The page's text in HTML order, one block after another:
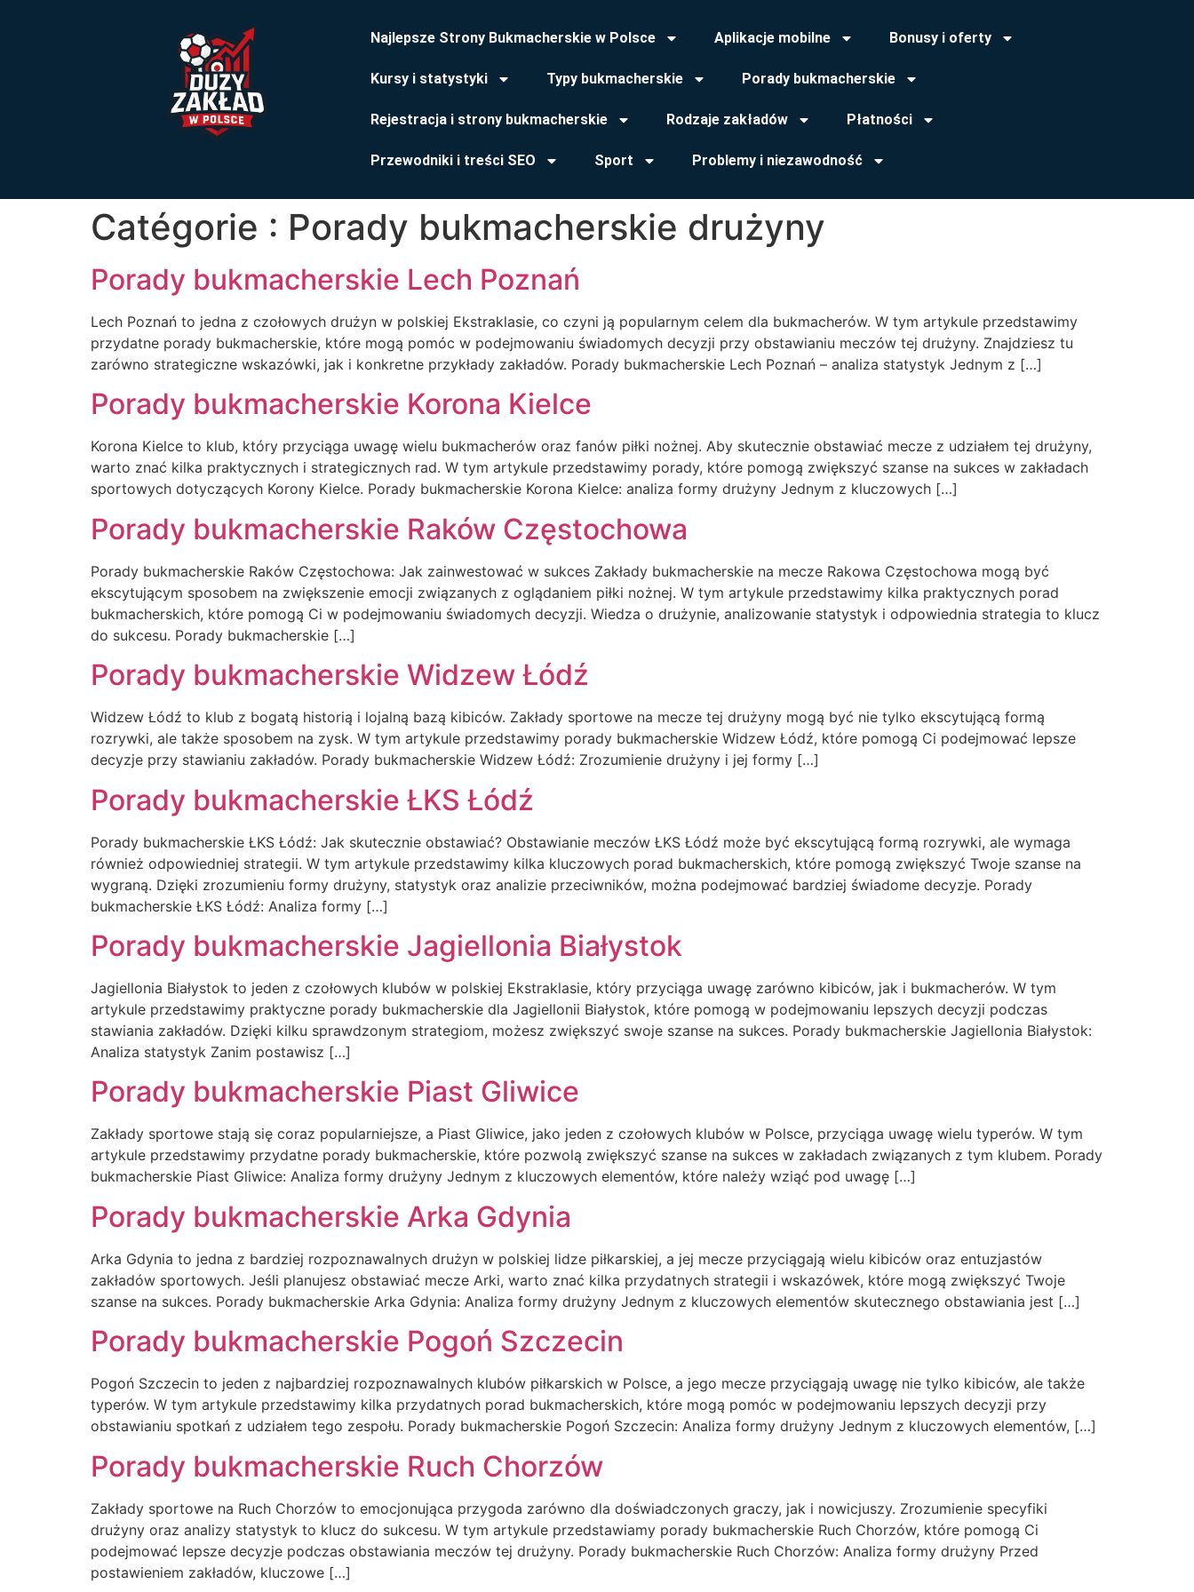
Najlepsze Strony Bukmacherskie w Polsce Aplikacje mobilne Bonusy i oferty
Kursy i statystyki Typy bukmacherskie Porady bukmacherskie
Rejestracja i strony bukmacherskie Rodzaje zakładów Płatności
Przewodniki i treści SEO Sport Problemy i niezawodność
Catégorie : Porady bukmacherskie drużyny
Porady bukmacherskie Lech Poznań
Lech Poznań to jedna z czołowych drużyn w polskiej Ekstraklasie, co czyni ją popularnym celem dla bukmacherów. W tym artykule przedstawimy
przydatne porady bukmacherskie, które mogą pomóc w podejmowaniu świadomych decyzji przy obstawianiu meczów tej drużyny. Znajdziesz tu
zarówno strategiczne wskazówki, jak i konkretne przykłady zakładów. Porady bukmacherskie Lech Poznań – analiza statystyk Jednym z […]
Porady bukmacherskie Korona Kielce
Korona Kielce to klub, który przyciąga uwagę wielu bukmacherów oraz fanów piłki nożnej. Aby skutecznie obstawiać mecze z udziałem tej drużyny,
warto znać kilka praktycznych i strategicznych rad. W tym artykule przedstawimy porady, które pomogą zwiększyć szanse na sukces w zakładach
sportowych dotyczących Korony Kielce. Porady bukmacherskie Korona Kielce: analiza formy drużyny Jednym z kluczowych […]
Porady bukmacherskie Raków Częstochowa
Porady bukmacherskie Raków Częstochowa: Jak zainwestować w sukces Zakłady bukmacherskie na mecze Rakowa Częstochowa mogą być
ekscytującym sposobem na zwiększenie emocji związanych z oglądaniem piłki nożnej. W tym artykule przedstawimy kilka praktycznych porad
bukmacherskich, które pomogą Ci w podejmowaniu świadomych decyzji. Wiedza o drużynie, analizowanie statystyk i odpowiednia strategia to klucz
do sukcesu. Porady bukmacherskie […]
Porady bukmacherskie Widzew Łódź
Widzew Łódź to klub z bogatą historią i lojalną bazą kibiców. Zakłady sportowe na mecze tej drużyny mogą być nie tylko ekscytującą formą
rozrywki, ale także sposobem na zysk. W tym artykule przedstawimy porady bukmacherskie Widzew Łódź, które pomogą Ci podejmować lepsze
decyzje przy stawianiu zakładów. Porady bukmacherskie Widzew Łódź: Zrozumienie drużyny i jej formy […]
Porady bukmacherskie ŁKS Łódź
Porady bukmacherskie ŁKS Łódź: Jak skutecznie obstawiać? Obstawianie meczów ŁKS Łódź może być ekscytującą formą rozrywki, ale wymaga
również odpowiedniej strategii. W tym artykule przedstawimy kilka kluczowych porad bukmacherskich, które pomogą zwiększyć Twoje szanse na
wygraną. Dzięki zrozumieniu formy drużyny, statystyk oraz analizie przeciwników, można podejmować bardziej świadome decyzje. Porady
bukmacherskie ŁKS Łódź: Analiza formy […]
Porady bukmacherskie Jagiellonia Białystok
Jagiellonia Białystok to jeden z czołowych klubów w polskiej Ekstraklasie, który przyciąga uwagę zarówno kibiców, jak i bukmacherów. W tym
artykule przedstawimy praktyczne porady bukmacherskie dla Jagiellonii Białystok, które pomogą w podejmowaniu lepszych decyzji podczas
stawiania zakładów. Dzięki kilku sprawdzonym strategiom, możesz zwiększyć swoje szanse na sukces. Porady bukmacherskie Jagiellonia Białystok:
Analiza statystyk Zanim postawisz […]
Porady bukmacherskie Piast Gliwice
Zakłady sportowe stają się coraz popularniejsze, a Piast Gliwice, jako jeden z czołowych klubów w Polsce, przyciąga uwagę wielu typerów. W tym
artykule przedstawimy przydatne porady bukmacherskie, które pozwolą zwiększyć szanse na sukces w zakładach związanych z tym klubem. Porady
bukmacherskie Piast Gliwice: Analiza formy drużyny Jednym z kluczowych elementów, które należy wziąć pod uwagę […]
Porady bukmacherskie Arka Gdynia
Arka Gdynia to jedna z bardziej rozpoznawalnych drużyn w polskiej lidze piłkarskiej, a jej mecze przyciągają wielu kibiców oraz entuzjastów
zakładów sportowych. Jeśli planujesz obstawiać mecze Arki, warto znać kilka przydatnych strategii i wskazówek, które mogą zwiększyć Twoje
szanse na sukces. Porady bukmacherskie Arka Gdynia: Analiza formy drużyny Jednym z kluczowych elementów skutecznego obstawiania jest […]
Porady bukmacherskie Pogoń Szczecin
Pogoń Szczecin to jeden z najbardziej rozpoznawalnych klubów piłkarskich w Polsce, a jego mecze przyciągają uwagę nie tylko kibiców, ale także
typerów. W tym artykule przedstawimy kilka przydatnych porad bukmacherskich, które mogą pomóc w podejmowaniu lepszych decyzji przy
obstawianiu spotkań z udziałem tego zespołu. Porady bukmacherskie Pogoń Szczecin: Analiza formy drużyny Jednym z kluczowych elementów, […]
Porady bukmacherskie Ruch Chorzów
Zakłady sportowe na Ruch Chorzów to emocjonująca przygoda zarówno dla doświadczonych graczy, jak i nowicjuszy. Zrozumienie specyfiki
drużyny oraz analizy statystyk to klucz do sukcesu. W tym artykule przedstawiamy porady bukmacherskie Ruch Chorzów, które pomogą Ci
podejmować lepsze decyzje podczas obstawiania meczów tej drużyny. Porady bukmacherskie Ruch Chorzów: Analiza formy drużyny Przed
postawieniem zakładów, kluczowe […]